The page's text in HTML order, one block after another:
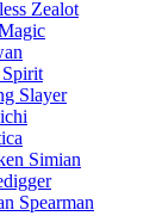
Zealot
Slayer
Simian
Spearman